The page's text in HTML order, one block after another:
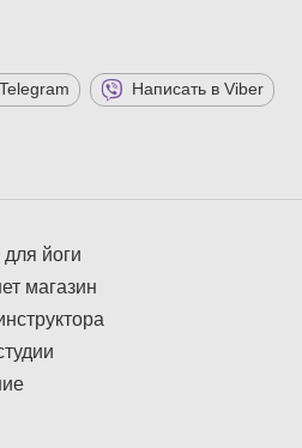
Написать в Viber
для йоги
магазин